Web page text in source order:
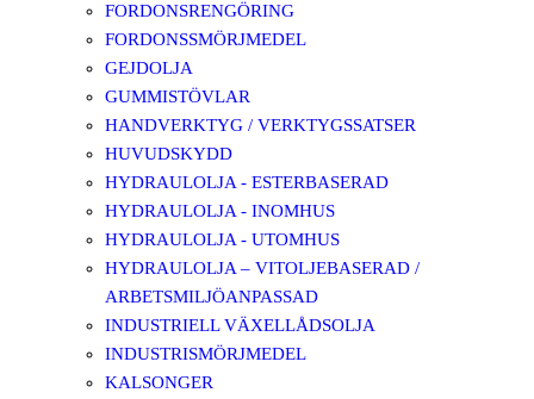
FORDONSRENGÖRING
FORDONSSMÖRJMEDEL
GEJDOLJA
GUMMISTÖVLAR
HANDVERKTYG / VERKTYGSSATSER
HUVUDSKYDD
HYDRAULOLJA - ESTERBASERAD
HYDRAULOLJA - INOMHUS
HYDRAULOLJA - UTOMHUS
HYDRAULOLJA – VITOLJEBASERAD /
ARBETSMILJÖANPASSAD
INDUSTRIELL VÄXELLÅDSOLJA
INDUSTRISMÖRJMEDEL
KALSONGER